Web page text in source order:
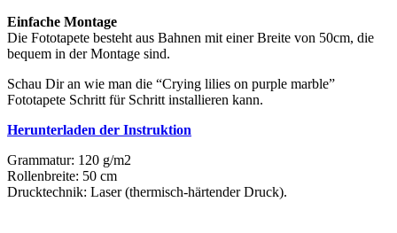
Einfache Montage
Die Fototapete besteht aus Bahnen mit einer Breite von 50cm, die
bequem in der Montage sind.
Schau Dir an wie man die “Crying lilies on purple marble”
Fototapete Schritt für Schritt installieren kann.
Herunterladen der Instruktion
Grammatur: 120 g/m2
Rollenbreite: 50 cm
Drucktechnik: Laser (thermisch-härtender Druck).